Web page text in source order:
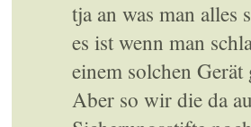
tja an was man
es ist wenn man
einem solchen
Aber so wir die da